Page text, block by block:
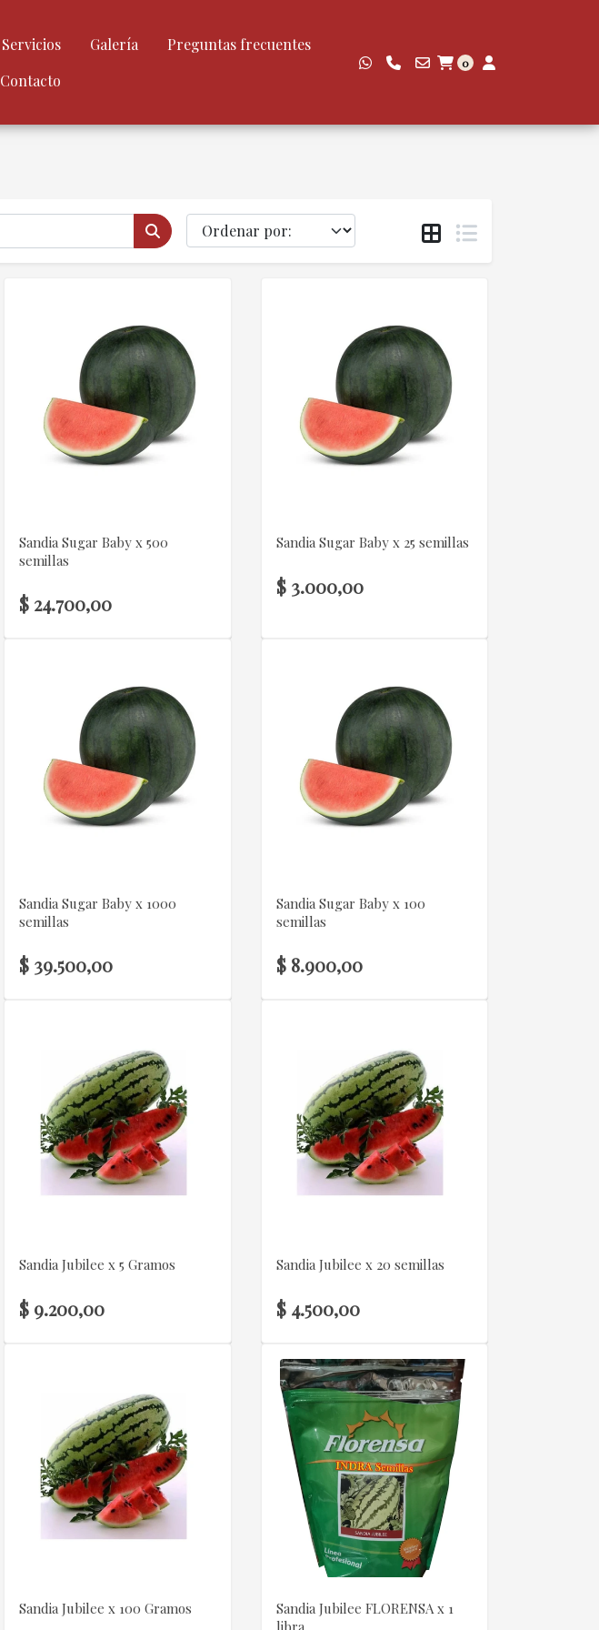
Servicios Galería
Preguntas frecuentes
Contacto
0
Sandia Sugar Baby x 500
semillas
$ 24.700,00
Sandia Sugar Baby x 25 semillas
$ 3.000,00
Sandia Sugar Baby x 1000
semillas
$ 39.500,00
Sandia Sugar Baby x 100
semillas
$ 8.900,00
Sandia Jubilee x 5 Gramos
$ 9.200,00
VER DETALLE
Sandia Jubilee x 20 semillas
$ 4.500,00
VER DETALLE
Sandia Jubilee x 100 Gramos
Sandia Jubilee FLORENSA x 1
libra
VER DETALLE